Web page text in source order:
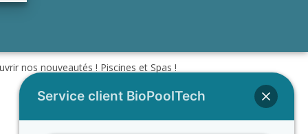
nos nouveautés ! Piscines et Spas !
SUIVANT
Service client BioPoolTech